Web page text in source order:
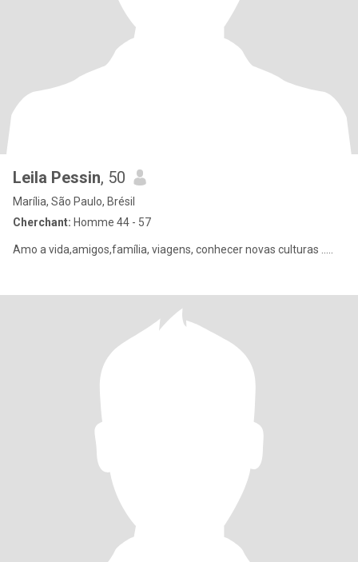
Leila Pessin, 50
Marília, São Paulo, Brésil
Cherchant: Homme 44 - 57
Amo a vida,amigos,família, viagens, conhecer novas culturas .....